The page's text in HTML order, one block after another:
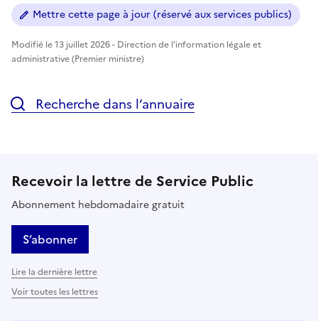
Mettre cette page à jour (réservé aux services publics)
Modifié le 13 juillet 2026 - Direction de l'information légale et
administrative (Premier ministre)
Recherche dans l’annuaire
Recevoir la lettre de Service Public
Abonnement hebdomadaire gratuit
S’abonner
Lire la dernière lettre
Voir toutes les lettres